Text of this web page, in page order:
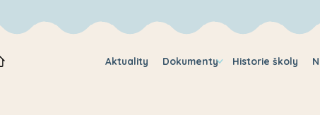
Aktuality Dokumenty Historie školy